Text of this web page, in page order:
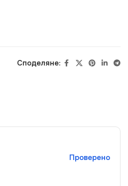
Споделяне:
Проверено